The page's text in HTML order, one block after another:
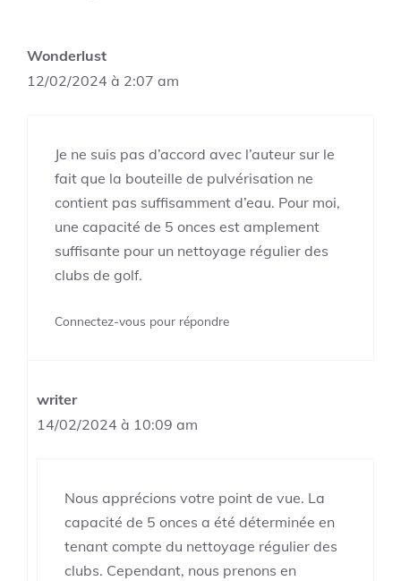
Wonderlust
12/02/2024 à 2:07 am
Je ne suis pas d’accord avec l’auteur sur le
fait que la bouteille de pulvérisation ne
contient pas suffisamment d’eau. Pour moi,
une capacité de 5 onces est amplement
suffisante pour un nettoyage régulier des
clubs de golf.
Connectez-vous pour répondre
writer
14/02/2024 à 10:09 am
Nous apprécions votre point de vue. La
capacité de 5 onces a été déterminée en
tenant compte du nettoyage régulier des
clubs. Cependant, nous prenons en